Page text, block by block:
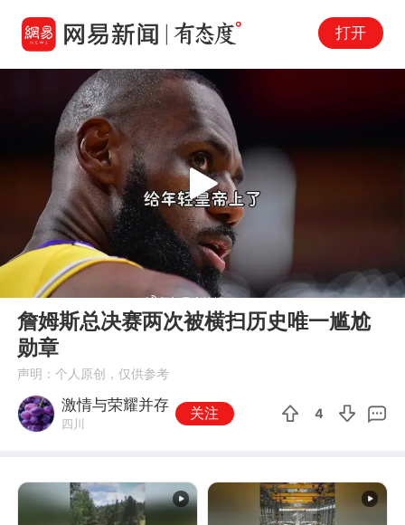
打开
00:00 02:49
Play
詹姆斯总决赛两次被横扫历史唯一尴尬
勋章
声明：个人原创，仅供参考
激情与荣耀并存
四川
关注 4